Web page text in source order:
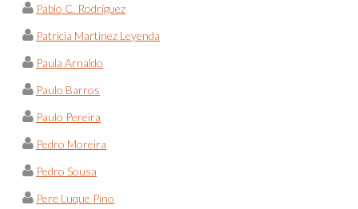
Pablo C. Rodríguez
Patricia Martinez Leyenda
Paula Arnaldo
Paulo Barros
Paulo Pereira
Pedro Moreira
Pedro Sousa
Pere Luque Pino